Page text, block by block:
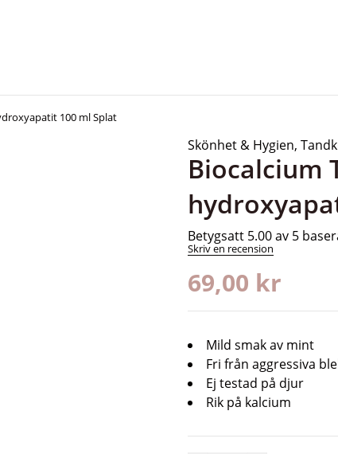
100 ml Splat
Skönhet & Hygien,
Biocalcium
Betygsatt 5.00av 5
Skriv en recension
69,00 kr
Mild smak av mint
Fri från aggressiva
Ej testad på djur
Rik på kalcium